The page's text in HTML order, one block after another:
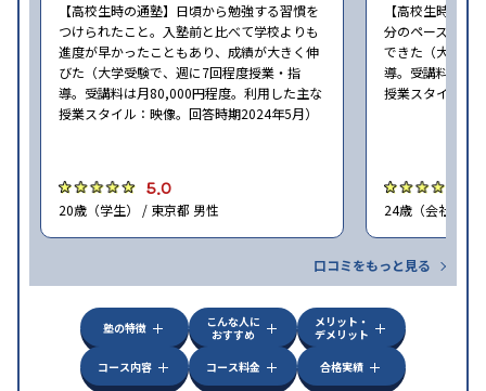
【高校生時の通塾】日頃から勉強する習慣を
つけられたこと。入塾前と比べて学校よりも
進度が早かったこともあり、成績が大きく伸
びた（大学受験で、週に7回程度授業・指
導。受講料は月80,000円程度。利用した主な
授業スタイル：映像。回答時期2024年5月）
5.0
20歳（学生） / 東京都 男性
【高校生時の通
分のペースで進
できた（大学受
導。受講料は月
授業スタイル：
24歳（会社員<
口コミをもっと見る
塾の特徴
こんな人に
おすすめ
メリット・
デメリット
コース内容
コース料金 合格実績